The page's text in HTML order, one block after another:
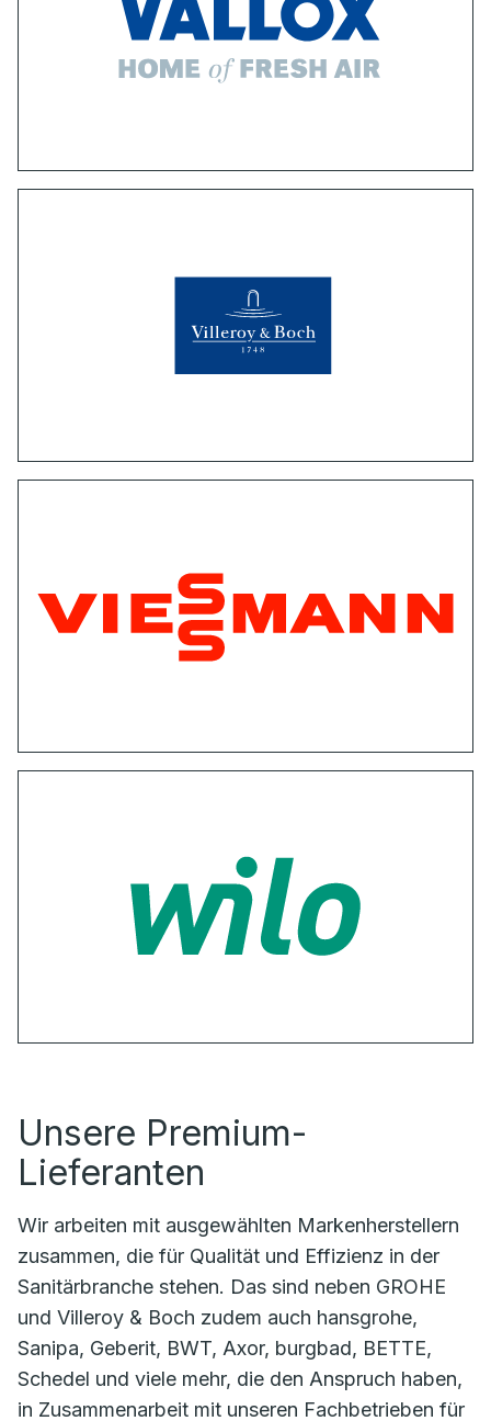
Unsere Premium-
Lieferanten
Wir arbeiten mit ausgewählten Markenherstellern
zusammen, die für Qualität und Effizienz in der
Sanitärbranche stehen. Das sind neben GROHE
und Villeroy & Boch zudem auch hansgrohe,
Sanipa, Geberit, BWT, Axor, burgbad, BETTE,
Schedel und viele mehr, die den Anspruch haben,
in Zusammenarbeit mit unseren Fachbetrieben für